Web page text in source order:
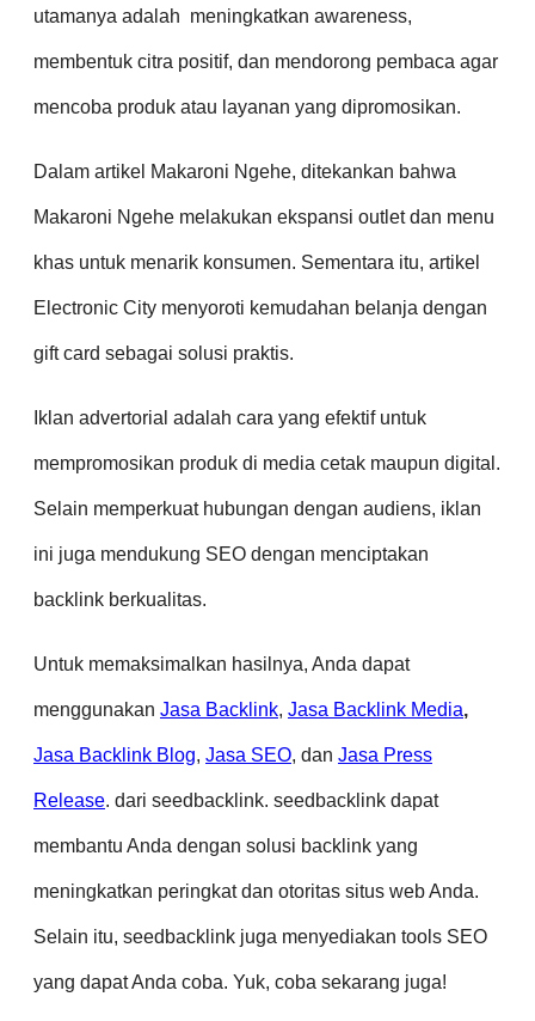
utamanya adalah meningkatkan awareness,
membentuk citra positif, dan mendorong pembaca agar
mencoba produk atau layanan yang dipromosikan.
Dalam artikel Makaroni Ngehe, ditekankan bahwa
Makaroni Ngehe melakukan ekspansi outlet dan menu
khas untuk menarik konsumen. Sementara itu, artikel
Electronic City menyoroti kemudahan belanja dengan
gift card sebagai solusi praktis.
Iklan advertorial adalah cara yang efektif untuk
mempromosikan produk di media cetak maupun digital.
Selain memperkuat hubungan dengan audiens, iklan
ini juga mendukung SEO dengan menciptakan
backlink berkualitas.
Untuk memaksimalkan hasilnya, Anda dapat
menggunakan Jasa Backlink, Jasa Backlink Media,
Jasa Backlink Blog, Jasa SEO, dan Jasa Press
Release. dari seedbacklink. seedbacklink dapat
membantu Anda dengan solusi backlink yang
meningkatkan peringkat dan otoritas situs web Anda.
Selain itu, seedbacklink juga menyediakan tools SEO
yang dapat Anda coba. Yuk, coba sekarang juga!